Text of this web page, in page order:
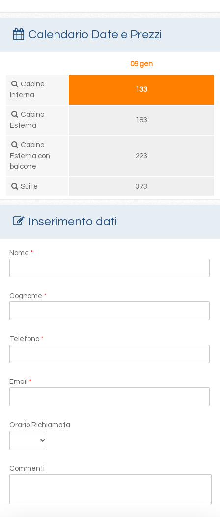
Calendario Date e Prezzi
09 gen
Cabine
Interna
133
Cabina
Esterna
183
Cabina
Esterna con
balcone
223
Suite 373
Inserimento dati
Nome *
Cognome *
Telefono *
Email *
Orario Richiamata
Commenti